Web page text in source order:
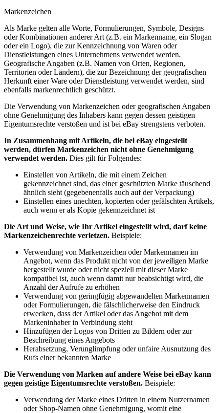
Markenzeichen
Als Marke gelten alle Worte, Formulierungen, Symbole, Designs
oder Kombinationen anderer Art (z.B. ein Markenname, ein Slogan
oder ein Logo), die zur Kennzeichnung von Waren oder
Dienstleistungen eines Unternehmens verwendet werden.
Geografische Angaben (z.B. Namen von Orten, Regionen,
Territorien oder Ländern), die zur Bezeichnung der geografischen
Herkunft einer Ware oder Dienstleistung verwendet werden, sind
ebenfalls markenrechtlich geschützt.
Die Verwendung von Markenzeichen oder geografischen Angaben
ohne Genehmigung des Inhabers kann gegen dessen geistigen
Eigentumsrechte verstoßen und ist bei eBay strengstens verboten.
In Zusammenhang mit Artikeln, die bei eBay eingestellt
werden, dürfen Markenzeichen nicht ohne Genehmigung
verwendet werden. Dies gilt für Folgendes:
Einstellen von Artikeln, die mit einem Zeichen
gekennzeichnet sind, das einer geschützten Marke täuschend
ähnlich sieht (gegebenenfalls auch auf der Verpackung)
Einstellen eines unechten, kopierten oder gefälschten Artikels,
auch wenn er als Kopie gekennzeichnet ist
Die Art und Weise, wie Ihr Artikel eingestellt wird, darf keine
Markenzeichenrechte verletzen. Beispiele:
Verwendung von Markenzeichen oder Markennamen im
Angebot, wenn das Produkt nicht von der jeweiligen Marke
hergestellt wurde oder nicht speziell mit dieser Marke
kompatibel ist, auch wenn damit nur beabsichtigt wird, die
Anzahl der Aufrufe zu erhöhen
Verwendung von geringfügig abgewandelten Markennamen
oder Formulierungen, die fälschlicherweise den Eindruck
erwecken, dass der Artikel oder das Angebot mit dem
Markeninhaber in Verbindung steht
Hinzufügen der Logos von Dritten zu Bildern oder zur
Beschreibung eines Angebots
Herabsetzung, Verunglimpfung oder unfaire Ausnutzung des
Rufs einer bekannten Marke
Die Verwendung von Marken auf andere Weise bei eBay kann
gegen geistige Eigentumsrechte verstoßen. Beispiele:
Verwendung der Marke eines Dritten in einem Nutzernamen
oder Shop-Namen ohne Genehmigung, womit eine